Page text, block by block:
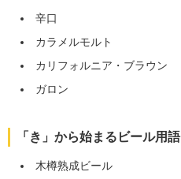
辛口
カラメルモルト
カリフォルニア・ブラウン
ガロン
「き」から始まるビール用語
木樽熟成ビール